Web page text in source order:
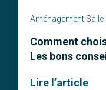
Aménagement Salle
Comment
Les bons
Lire l’article